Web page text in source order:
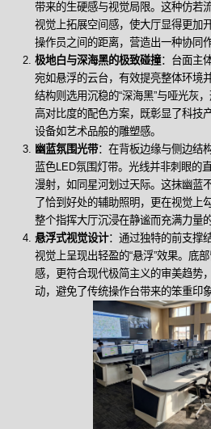
带来的生硬感与视觉局限。这种仿若
视觉上拓展空间感，使大厅显得更加
操作员之间的距离，营造出一种协同
极地白与深海黑的极致碰撞：台面主
宛如悬浮的云台，有效提亮整体环境
结构则选用沉稳的“深海黑”与哑光灰
高对比度的配色方案，既彰显了科技
设备如艺术品般的雕塑感。
幽蓝氛围光带：在背板边缘与侧边结
蓝色LED氛围灯带。光线并非刺眼的
漫射，如同星河划过天际。这抹幽蓝
了恰到好处的辅助照明，更在视觉上
整个指挥大厅沉浸在静谧而充满力量
悬浮式视觉设计：通过独特的前支撑
视觉上呈现出轻盈的“悬浮”效果。底
感，更符合现代极简主义的审美趋势
动，避免了传统操作台带来的笨重印象